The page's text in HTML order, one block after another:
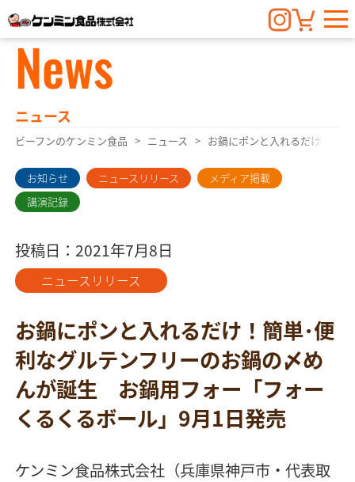
News
ニュース
ビーフンのケンミン食品 ニュース お鍋にポンと入れるだけ！簡
お知らせ ニュースリリース
メディア掲載
講演記録
投稿日：2021年7月8日
ニュースリリース
お鍋にポンと入れるだけ！簡単･便
利なグルテンフリーのお鍋の〆め
んが誕生 お鍋用フォー「フォー
くるくるボール」9月1日発売
ケンミン食品株式会社（兵庫県神戸市・代表取